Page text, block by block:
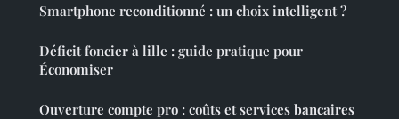
Smartphone reconditionné : un choix intelligent ?
Déficit foncier à lille : guide pratique pour
Économiser
Ouverture compte pro : coûts et services bancaires